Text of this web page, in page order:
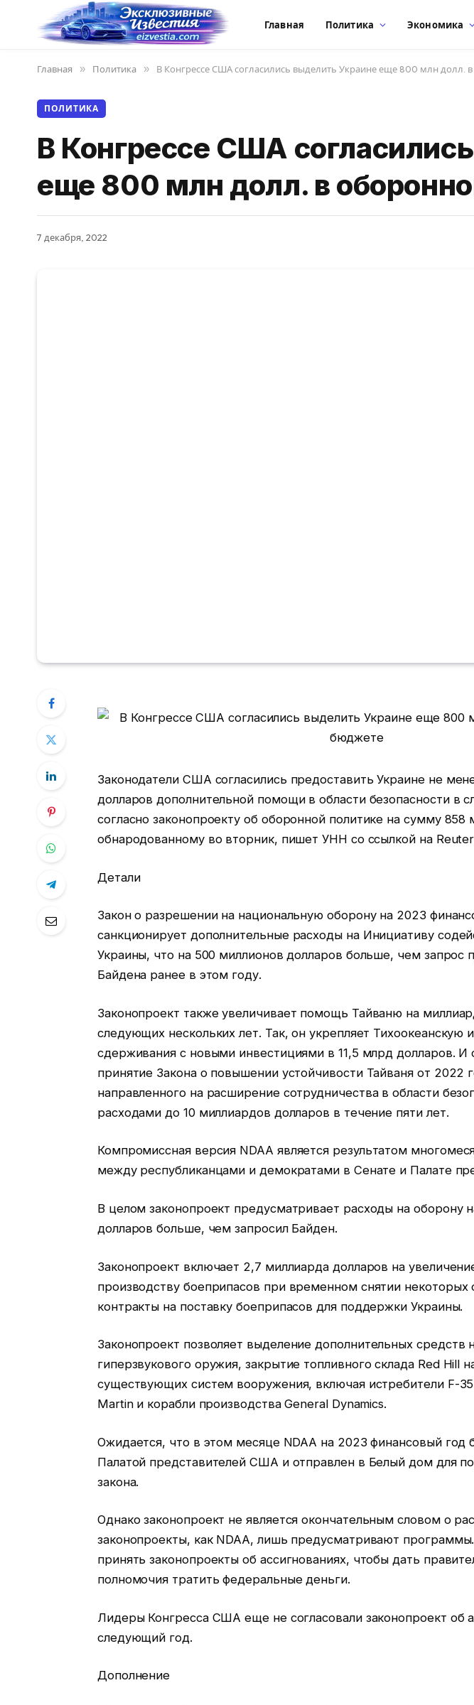
Главная Политика Экономика
Главная » Политика » В Конгрессе США согласились выделить Украине еще 800 млн долл.
ПОЛИТИКА
В Конгрессе США
еще 800 млн долл. в
7 декабря, 2022
Законодатели США согласились предоставить Украине не
долларов дополнительной помощи в области безопасности в
согласно законопроекту об оборонной политике на сумму 858
обнародованному во вторник, пишет УНН со ссылкой на
Детали
Закон о разрешении на национальную оборону на 2023
санкционирует дополнительные расходы на Инициативу
Украины, что на 500 миллионов долларов больше, чем
Байдена ранее в этом году.
Законопроект также увеличивает помощь Тайваню на
следующих нескольких лет. Так, он укрепляет Тихоокеанскую
сдерживания с новыми инвестициями в 11,5 млрд долларов. И
принятие Закона о повышении устойчивости Тайваня от 2022
направленного на расширение сотрудничества в области
расходами до 10 миллиардов долларов в течение пяти лет.
Компромиссная версия NDAA является результатом
между республиканцами и демократами в Сенате и Палате
В целом законопроект предусматривает расходы на оборону
долларов больше, чем запросил Байден.
Законопроект включает 2,7 миллиарда долларов на
производству боеприпасов при временном снятии некоторых
контракты на поставку боеприпасов для поддержки Украины.
Законопроект позволяет выделение дополнительных средств
гиперзвукового оружия, закрытие топливного склада Red Hill
существующих систем вооружения, включая истребители F-
Martin и корабли производства General Dynamics.
Ожидается, что в этом месяце NDAA на 2023 финансовый год
Палатой представителей США и отправлен в Белый дом для
закона.
Однако законопроект не является окончательным словом о
законопроекты, как NDAA, лишь предусматривают
принять законопроекты об ассигнованиях, чтобы дать
полномочия тратить федеральные деньги.
Лидеры Конгресса США еще не согласовали законопроект об
следующий год.
Дополнение